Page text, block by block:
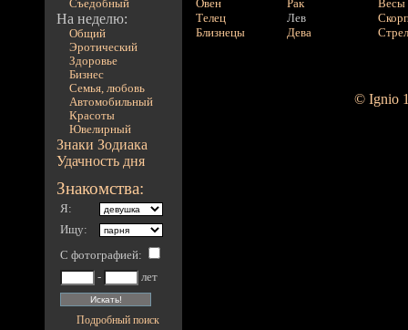
Съедобный
На неделю:
Общий
Эротический
Здоровье
Бизнес
Семья, любовь
Автомобильный
Красоты
Ювелирный
Знаки Зодиака
Удачность дня
Знакомства:
Я:
Ищу:
С фотографией:
-
лет
Подробный поиск
Овен
Телец
Близнецы
Рак
Лев
Дева
Весы
© Ignio